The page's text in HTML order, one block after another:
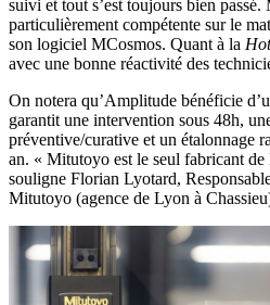
suivi et tout s’est toujours bien
particulièrement compétente sur le
son logiciel MCosmos. Quant à la
avec une bonne réactivité des
On notera qu’Amplitude bénéficie
garantit une intervention sous 48h,
préventive/curative et un étalonnage
an. « Mitutoyo est le seul fabricant
souligne Florian Lyotard,
Mitutoyo (agence de Lyon à